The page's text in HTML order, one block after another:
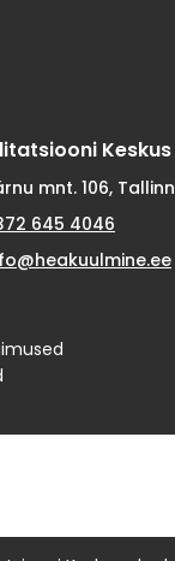
Keskus
mnt. 106, Tallinn,
645 4046